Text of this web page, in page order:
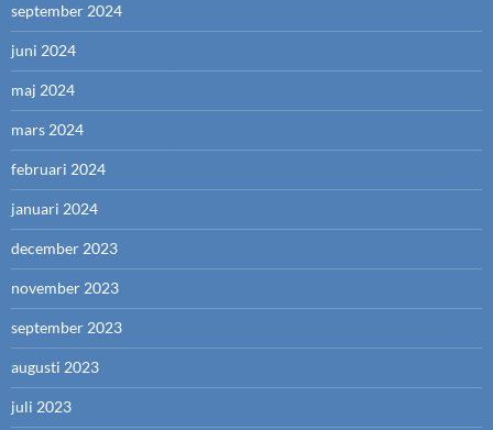
september 2024
juni 2024
maj 2024
mars 2024
februari 2024
januari 2024
december 2023
november 2023
september 2023
augusti 2023
juli 2023